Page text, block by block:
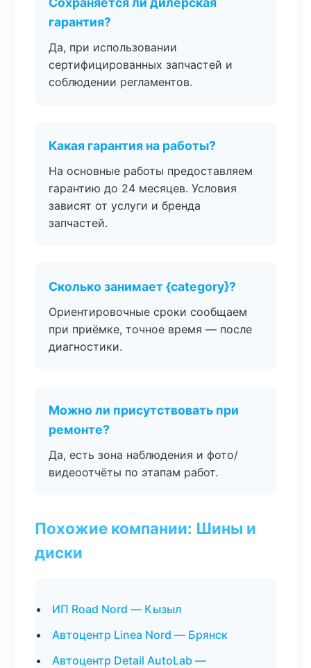
гарантия?
Да, при использовании
сертифицированных запчастей и
соблюдении регламентов.
Какая гарантия на работы?
На основные работы предоставляем
гарантию до 24 месяцев. Условия
зависят от услуги и бренда
запчастей.
Сколько занимает {category}?
Ориентировочные сроки сообщаем
при приёмке, точное время — после
диагностики.
Можно ли присутствовать при
ремонте?
Да, есть зона наблюдения и фото/
видеоотчёты по этапам работ.
Похожие компании: Шины и
диски
ИП Road Nord — Кызыл
Автоцентр Linea Nord — Брянск
Автоцентр Detail AutoLab —